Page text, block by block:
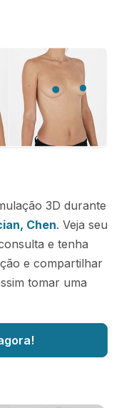
3D durante
Chen. Veja seu
e tenha
e compartilhar
tomar uma